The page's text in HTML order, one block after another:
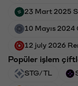
23 Mart 2025
10 Mayıs 2024
12 july 2026
Popüler işlem
STG/TL